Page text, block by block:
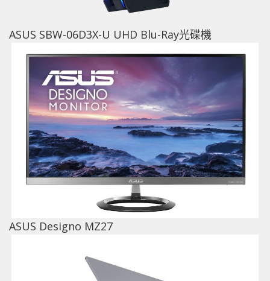
ASUS SBW-06D3X-U UHD Blu-Ray光碟機
ASUS Designo MZ27